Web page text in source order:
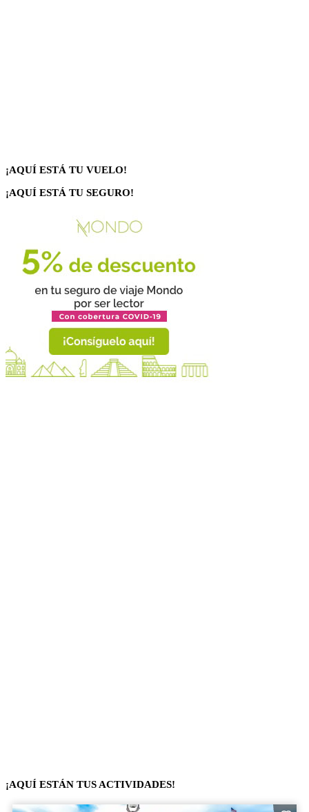
¡AQUÍ ESTÁ TU VUELO!
¡AQUÍ ESTÁ TU SEGURO!
¡AQUÍ ESTÁN TUS ACTIVIDADES!